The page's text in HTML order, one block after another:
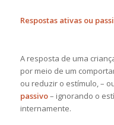
Respostas ativas ou
A resposta de uma
por meio de um
ou reduzir o estímulo, –
passivo– ignorando o
internamente.